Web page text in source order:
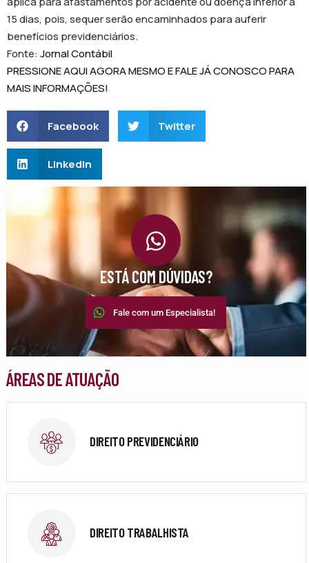
15 dias, pois, sequer serão encaminhados para auferir
benefícios previdenciários.
Fonte:Jornal Contábil
PRESSIONE AQUI AGORA MESMO E FALE JÁ CONOSCO PARA
MAIS INFORMAÇÕES!
Facebook Twitter
LinkedIn
ESTÁ COM DÚVIDAS?
Fale com um Especialista!
ÁREAS DE ATUAÇÃO
DIREITO PREVIDENCIÁRIO
DIREITO TRABALHISTA